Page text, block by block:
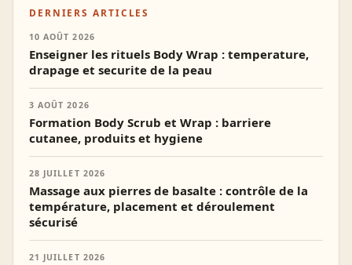
DERNIERS ARTICLES
10 AOÛT 2026
Enseigner les rituels Body Wrap : temperature,
drapage et securite de la peau
3 AOÛT 2026
Formation Body Scrub et Wrap : barriere
cutanee, produits et hygiene
28 JUILLET 2026
Massage aux pierres de basalte : contrôle de la
température, placement et déroulement
sécurisé
21 JUILLET 2026